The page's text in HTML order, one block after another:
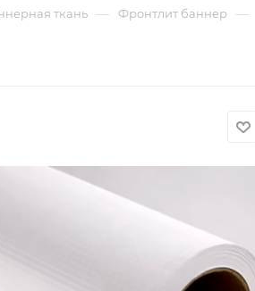
ткань — Фронтлит баннер —